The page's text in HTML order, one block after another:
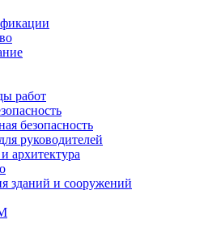
работ
безопасность
руководителей
архитектура
зданий и сооружений